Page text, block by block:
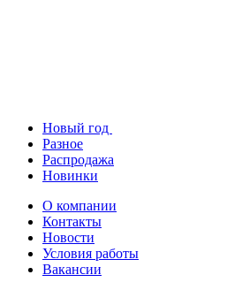
Новый год
Разное
Распродажа
Новинки
О компании
Контакты
Новости
Условия работы
Вакансии